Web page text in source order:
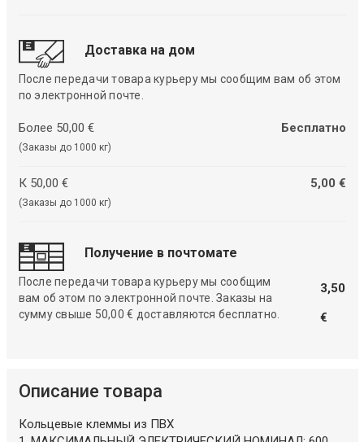
Доставка на дом
После передачи товара курьеру мы сообщим вам об этом
по электронной почте.
Более 50,00 €
(Заказы до 1000 кг)
Бесплатно
К 50,00 €
(Заказы до 1000 кг)
5,00 €
Получение в почтомате
После передачи товара курьеру мы сообщим
вам об этом по электронной почте. Заказы на
сумму свыше 50,00 € доставляются бесплатно.
3,50
€
Описание товара
Кольцевые клеммы из ПВХ